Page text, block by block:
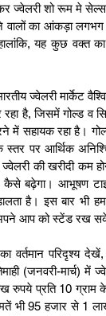
ज्वेलरी शो रूम मे
वालों का आंकड़ा
यह कुछ वक्त
ज्वेलरी मार्केट
है, जिसमें गोल्ड व
सहायक रहा है।
स्तर पर आर्थिक
ज्वेलरी की खरीदी कम
बढ़ेगा। आभूषण
है। इस बार भी
अपने आप को स्टेंड रख
का वर्तमान परिदृश्य
(जनवरी-मार्च)
रुपये प्रति 10
भी 95 हजार से 1